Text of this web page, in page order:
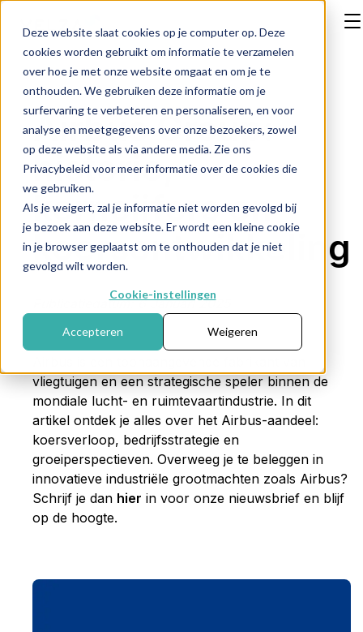
Deze website slaat cookies op je computer op. Deze
cookies worden gebruikt om informatie te verzamelen
over hoe je met onze website omgaat en om je te
onthouden. We gebruiken deze informatie om je
surfervaring te verbeteren en personaliseren, en voor
analyse en meetgegevens over onze bezoekers, zowel
op deze website als via andere media. Zie ons
Privacybeleid voor meer informatie over de cookies die
we gebruiken.
Als je weigert, zal je informatie niet worden gevolgd bij
je bezoek aan deze website. Er wordt een kleine cookie
in je browser geplaatst om te onthouden dat je niet
gevolgd wilt worden.
Cookie-instellingen
Accepteren Weigeren
Airbus Group:
historie,
kerncijfers en
koersontwikkeling
Publicatiedatum: 6 Januari 2025
vliegtuigen en een strategische speler binnen de
mondiale lucht- en ruimtevaartindustrie. In dit
artikel ontdek je alles over het Airbus-aandeel:
koersverloop, bedrijfsstrategie en
groeiperspectieven. Overweeg je te beleggen in
innovatieve industriële grootmachten zoals Airbus?
Schrijf je dan hier in voor onze nieuwsbrief en blijf
op de hoogte.